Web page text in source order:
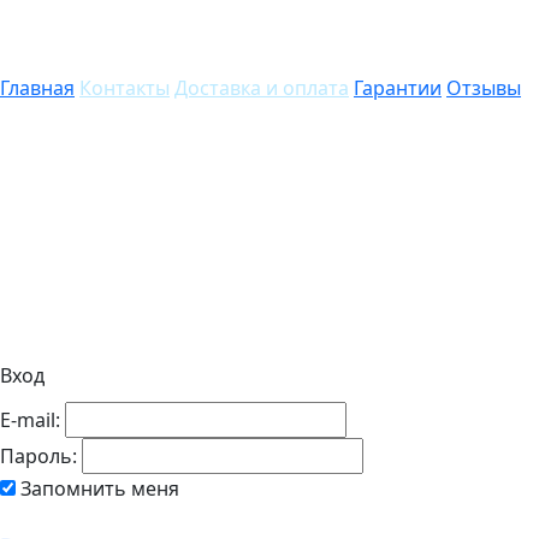
Главная Контакты Доставка и оплата Гарантии Отзывы
Вход
E-mail:
Пароль:
Запомнить меня